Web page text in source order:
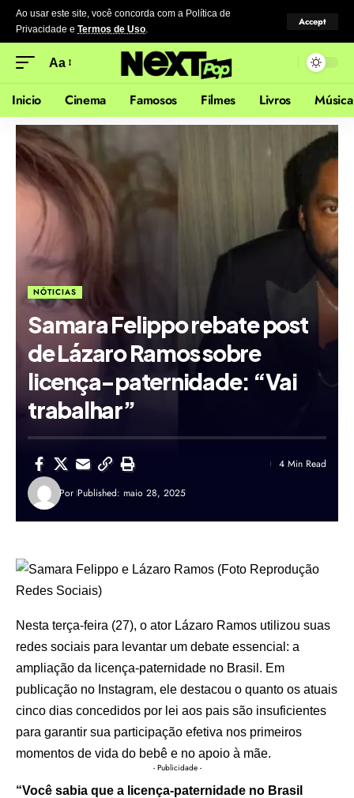
Ao usar este site, você concorda com a Política de
Privacidade e Termos de Uso.
Accept
Aa
Inicio Cinema Famosos Filmes Livros Música
NÓTICIAS
Samara Felippo rebate post
de Lázaro Ramos sobre
licença-paternidade: “Vai
trabalhar”
Por Published: maio 28, 2025
4 Min Read
Nesta terça-feira (27), o ator Lázaro Ramos utilizou suas
redes sociais para levantar um debate essencial: a
ampliação da licença-paternidade no Brasil. Em
publicação no Instagram, ele destacou o quanto os atuais
cinco dias concedidos por lei aos pais são insuficientes
para garantir sua participação efetiva nos primeiros
momentos de vida do bebê e no apoio à mãe.
- Publicidade -
“Você sabia que a licença-paternidade no Brasil